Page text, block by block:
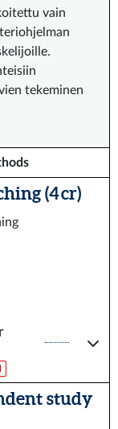
vain
tekeminen
(4 cr)
study